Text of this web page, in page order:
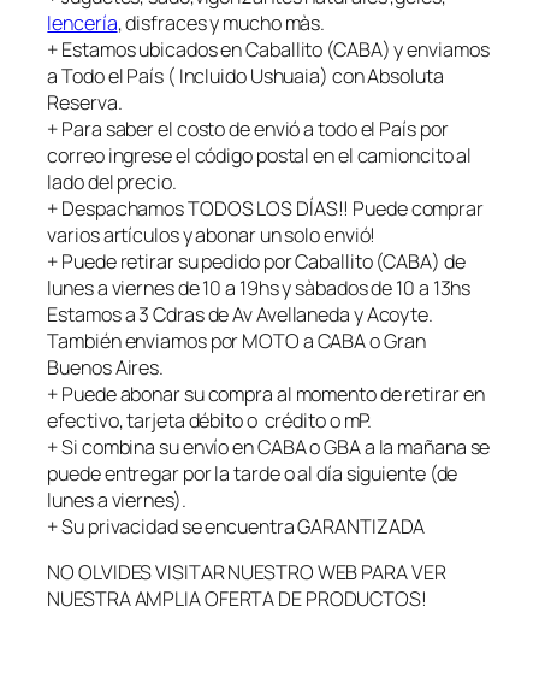
lencería, disfraces y mucho màs.
+ Estamos ubicados en Caballito (CABA) y enviamos
a Todo el País ( Incluido Ushuaia) con Absoluta
Reserva.
+ Para saber el costo de envió a todo el País por
correo ingrese el código postal en el camioncito al
lado del precio.
+ Despachamos TODOS LOS DÍAS!! Puede comprar
varios artículos y abonar un solo envió!
+ Puede retirar su pedido por Caballito (CABA) de
lunes a viernes de 10 a 19hs y sàbados de 10 a 13hs
Estamos a 3 Cdras de Av Avellaneda y Acoyte.
También enviamos por MOTO a CABA o Gran
Buenos Aires.
+ Puede abonar su compra al momento de retirar en
efectivo, tarjeta débito o crédito o mP.
+ Si combina su envío en CABA o GBA a la mañana se
puede entregar por la tarde o al día siguiente (de
lunes a viernes).
+ Su privacidad se encuentra GARANTIZADA
NO OLVIDES VISITAR NUESTRO WEB PARA VER
NUESTRA AMPLIA OFERTA DE PRODUCTOS!